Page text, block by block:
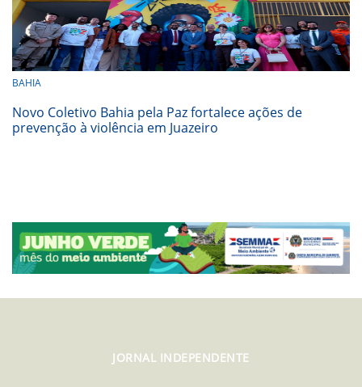
BAHIA
Novo Coletivo Bahia pela Paz fortalece ações de
prevenção à violência em Juazeiro
JORNAL INDEPENDENTE